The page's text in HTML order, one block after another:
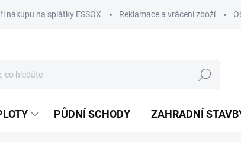
nákupu na splátky ESSOX Reklamace a vrácení zboží
Hledat
PŮDNÍ SCHODY ZAHRADNÍ